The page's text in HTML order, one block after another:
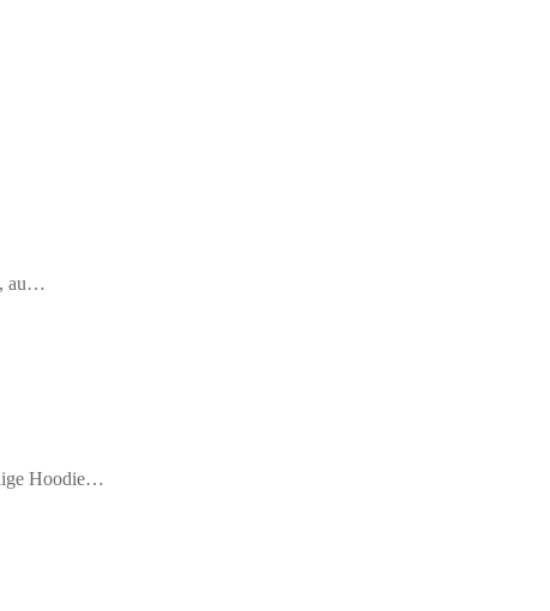
au…
Hoodie…